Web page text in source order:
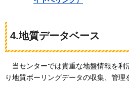
4.地質データベース
当センターでは貴重な地盤情報を利
り地質ボーリングデータの収集、管理